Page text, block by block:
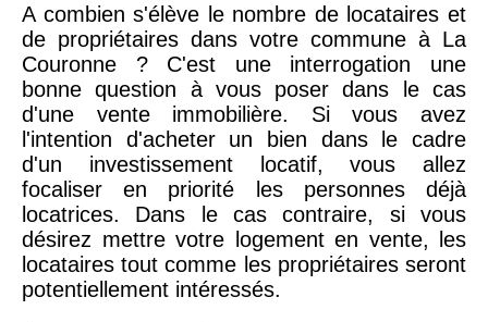
A combien s'élève le nombre de locataires et
de propriétaires dans votre commune à La
Couronne ? C'est une interrogation une
bonne question à vous poser dans le cas
d'une vente immobilière. Si vous avez
l'intention d'acheter un bien dans le cadre
d'un investissement locatif, vous allez
focaliser en priorité les personnes déjà
locatrices. Dans le cas contraire, si vous
désirez mettre votre logement en vente, les
locataires tout comme les propriétaires seront
potentiellement intéressés.